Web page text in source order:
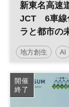
新東名高速
JCT 6車線
ラと都市の
地方創生 AI
日経ビジネス
開催
終了